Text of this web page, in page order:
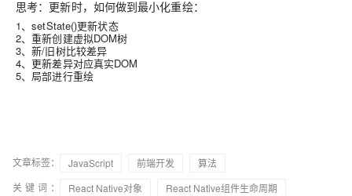
思考：更新时，如何做到最小化重绘：
1、setState()更新状态
2、重新创建虚拟DOM树
3、新/旧树比较差异
4、更新差异对应真实DOM
5、局部进行重绘
文章标签： JavaScript 前端开发
算法
关键词：
React Native对象
React Native组件生命周期